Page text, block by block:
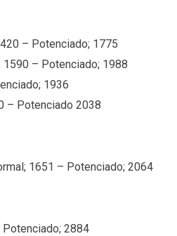
– Potenciado; 1775
1590 – Potenciado; 1988
1936
– Potenciado 2038
1651 – Potenciado; 2064
2884